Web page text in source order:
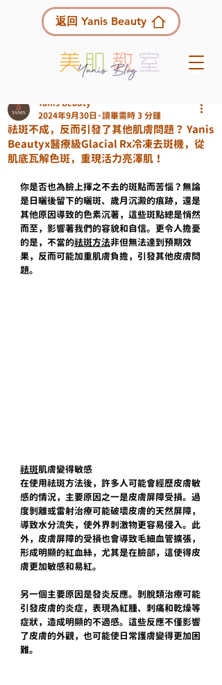
返回 Yanis Beauty
祛斑不成，反而引發了其他肌膚問題？ Yanis
Beautyx醫療級Glacial Rx冷凍去斑機，從
肌底瓦解色斑，重現活力亮澤肌！
Yanis Beauty
2024年9月30日 讀畢需時 3 分鐘
你是否也為臉上揮之不去的斑點而苦惱？無論
是日曬後留下的曬斑、歲月沉澱的痕跡，還是
其他原因導致的色素沉著，這些斑點總是悄然
而至，影響著我們的容貌和自信。更令人擔憂
的是，不當的祛斑方法非但無法達到預期效
果，反而可能加重肌膚負擔，引發其他皮膚問
題。
祛斑肌膚變得敏感
在使用祛斑方法後，許多人可能會經歷皮膚敏
感的情況，主要原因之一是皮膚屏障受損。過
度剝離或雷射治療可能破壞皮膚的天然屏障，
導致水分流失，使外界刺激物更容易侵入。此
外，皮膚屏障的受損也會導致毛細血管擴張，
形成明顯的紅血絲，尤其是在臉部，這使得皮
膚更加敏感和易紅。
另一個主要原因是發炎反應。剝脫類治療可能
引發皮膚的炎症，表現為紅腫、刺痛和乾燥等
症狀，造成明顯的不適感。這些反應不僅影響
了皮膚的外觀，也可能使日常護膚變得更加困
難。